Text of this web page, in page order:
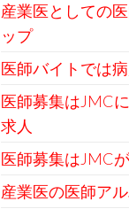
産業医としての
ップ
医師バイトでは
医師募集はJMC
求人
医師募集はJMC
産業医の医師ア